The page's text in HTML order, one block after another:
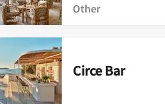
Other
Santa Marina Beach Bar
Circe Bar